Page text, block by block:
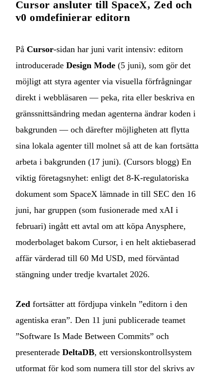
Cursor ansluter till SpaceX, Zed och
v0 omdefinierar editorn
På Cursor-sidan har juni varit intensiv: editorn
introducerade Design Mode (5 juni), som gör det
möjligt att styra agenter via visuella förfrågningar
direkt i webbläsaren — peka, rita eller beskriva en
gränssnittsändring medan agenterna ändrar koden i
bakgrunden — och därefter möjligheten att flytta
sina lokala agenter till molnet så att de kan fortsätta
arbeta i bakgrunden (17 juni). (Cursors blogg) En
viktig företagsnyhet: enligt det 8-K-regulatoriska
dokument som SpaceX lämnade in till SEC den 16
juni, har gruppen (som fusionerade med xAI i
februari) ingått ett avtal om att köpa Anysphere,
moderbolaget bakom Cursor, i en helt aktiebaserad
affär värderad till 60 Md USD, med förväntad
stängning under tredje kvartalet 2026.
Zed fortsätter att fördjupa vinkeln ”editorn i den
agentiska eran”. Den 11 juni publicerade teamet
”Software Is Made Between Commits” och
presenterade DeltaDB, ett versionskontrollsystem
utformat för kod som numera till stor del skrivs av